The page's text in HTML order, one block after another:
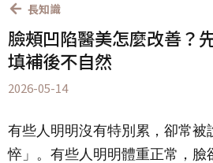
長知識
臉頰凹陷醫美怎麼改善？
填補後不自然
2026-05-14
有些人明明沒有特別累，卻常被
悴」。有些人明明體重正常，臉